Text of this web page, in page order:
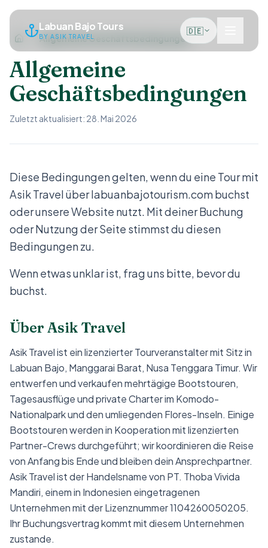
Labuan Bajo Tours
BY ASIK TRAVEL
🇩🇪
Allgemeine Geschäftsbedingungen
Allgemeine
Geschäftsbedingungen
Zuletzt aktualisiert: 28. Mai 2026
Diese Bedingungen gelten, wenn du eine Tour mit
Asik Travel über labuanbajotourism.com buchst
oder unsere Website nutzt. Mit deiner Buchung
oder Nutzung der Seite stimmst du diesen
Bedingungen zu.
Wenn etwas unklar ist, frag uns bitte, bevor du
buchst.
Über Asik Travel
Asik Travel ist ein lizenzierter Tourveranstalter mit Sitz in
Labuan Bajo, Manggarai Barat, Nusa Tenggara Timur. Wir
entwerfen und verkaufen mehrtägige Bootstouren,
Tagesausflüge und private Charter im Komodo-
Nationalpark und den umliegenden Flores-Inseln. Einige
Bootstouren werden in Kooperation mit lizenzierten
Partner-Crews durchgeführt; wir koordinieren die Reise
von Anfang bis Ende und bleiben dein Ansprechpartner.
Asik Travel ist der Handelsname von PT. Thoba Vivida
Mandiri, einem in Indonesien eingetragenen
Unternehmen mit der Lizenznummer 1104260050205.
Ihr Buchungsvertrag kommt mit diesem Unternehmen
zustande.